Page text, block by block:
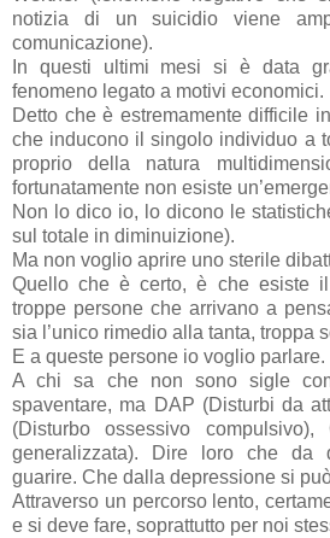
notizia di un suicidio viene
comunicazione).
In questi ultimi mesi si è data
fenomeno legato a motivi economici.
Detto che è estremamente difficile
che inducono il singolo individuo a
proprio della natura
fortunatamente non esiste
Non lo dico io, lo dicono le
sul totale in diminuizione).
Ma non voglio aprire uno sterile
Quello che è certo, è che esiste
troppe persone che arrivano a
sia l’unico rimedio alla tanta, troppa
E a queste persone io voglio parlare.
A chi sa che non sono sigle
spaventare, ma DAP (Disturbi da
(Disturbo ossessivo
generalizzata). Dire loro che da
guarire. Che dalla depressione si
Attraverso un percorso lento,
e si deve fare, soprattutto per noi